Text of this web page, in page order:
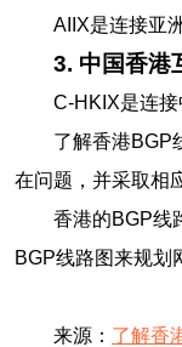
AIIX是连接亚
3. 中国香港
C-HKIX是连
了解香港BGP
在问题，并采取相
香港的BGP线
BGP线路图来规划
来源： 了解香